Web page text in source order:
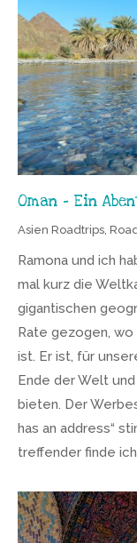
Oman – Ein
Asien Roadtrips,
Ramona und ich
mal kurz die
gigantischen
Rate gezogen, wo
ist. Er ist, für
Ende der Welt
bieten. Der
has an address“
treffender finde